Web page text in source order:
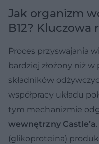
Jak organizm
B12? Kluczowa
Proces przyswajania
bardziej złożony niż
składników
współpracy układu
tym mechanizmie
wewnętrzny Castle’a
(glikoproteina)